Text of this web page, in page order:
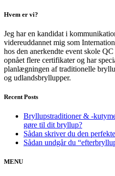
Hvem er vi?
Jeg har en kandidat i
videreuddannet mig som
hos den anerkendte event skole
opnået flere certifikater og har
planlægningen af traditionelle
og udlandsbryllupper.
Recent Posts
Bryllupstraditioner & -
gøre til dit bryllup?
Sådan skriver du den
Sådan undgår du
MENU